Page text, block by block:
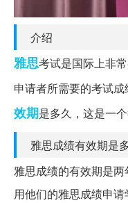
介绍
雅思考试是国际上非
申请者所需要的考试
效期是多久，这是一个
雅思成绩有效期是
雅思成绩的有效期是
用他们的雅思成绩申